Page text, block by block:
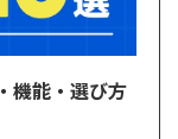
機能・選び方